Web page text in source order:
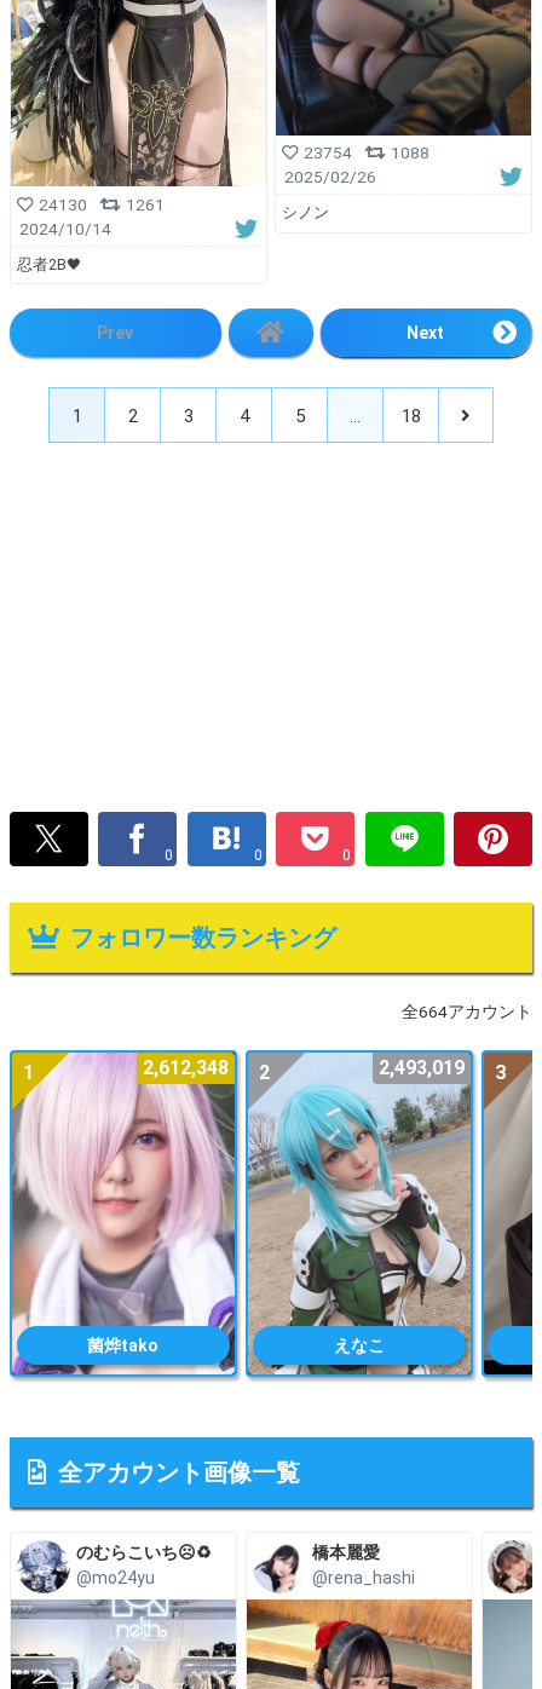
24130
1261
2024/10/14
忍者2B🖤
23754
1088
2025/02/26
シノン
Prev Next
1 2 3 4 5 … 18
0 0 0
フォロワー数ランキング
全664アカウント
菌烨tako
1 2,612,348
えなこ
2 2,493,019 3
全アカウント画像一覧
のむらこいち☹️♻️
@mo24yu
橋本麗愛
@rena_hashi